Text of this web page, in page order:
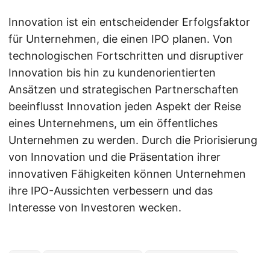
Innovation ist ein entscheidender Erfolgsfaktor
für Unternehmen, die einen IPO planen. Von
technologischen Fortschritten und disruptiver
Innovation bis hin zu kundenorientierten
Ansätzen und strategischen Partnerschaften
beeinflusst Innovation jeden Aspekt der Reise
eines Unternehmens, um ein öffentliches
Unternehmen zu werden. Durch die Priorisierung
von Innovation und die Präsentation ihrer
innovativen Fähigkeiten können Unternehmen
ihre IPO-Aussichten verbessern und das
Interesse von Investoren wecken.